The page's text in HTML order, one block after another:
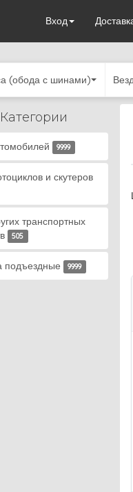
Вход
(обода с шинами)
Категории
9999
и скутеров
транспортных
505
подъездные 9999